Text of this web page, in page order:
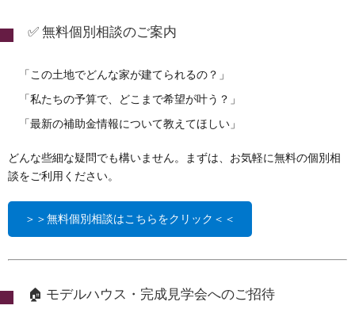
✅ 無料個別相談のご案内
「この土地でどんな家が建てられるの？」
「私たちの予算で、どこまで希望が叶う？」
「最新の補助金情報について教えてほしい」
どんな些細な疑問でも構いません。まずは、お気軽に無料の個別相
談をご利用ください。
＞＞無料個別相談はこちらをクリック＜＜
🏠 モデルハウス・完成見学会へのご招待